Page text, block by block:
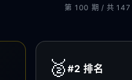
第 100 期 / 共 147
🥈 #2排名